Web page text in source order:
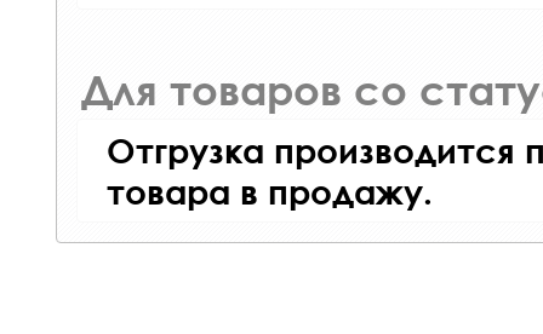
Для товаров со
Отгрузка производится
товара в продажу.